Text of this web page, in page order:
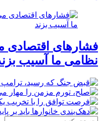
فشارهای اقتصادی
نظامی ما آسیب